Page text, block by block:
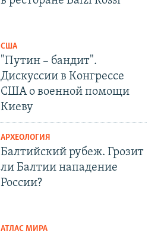
США
"Путин – бандит".
Дискуссии в Конгрессе
США о военной помощи
Киеву
АРХЕОЛОГИЯ
Балтийский рубеж. Грозит
ли Балтии нападение
России?
АТЛАС МИРА